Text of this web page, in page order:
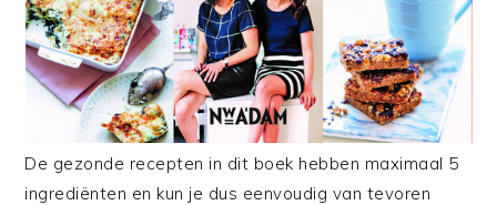
De gezonde recepten in dit boek hebben maximaal 5
ingrediënten en kun je dus eenvoudig van tevoren